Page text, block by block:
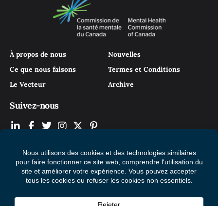
À propos de nous
Ce que nous faisons
Le Vecteur
Nouvelles
Termes et Conditions
Archive
Suivez-nous